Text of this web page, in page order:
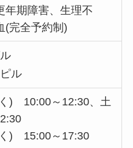
年期障害、生理不
(完全予約制)
ル
) 10:00～12:30、土
) 15:00～17:30